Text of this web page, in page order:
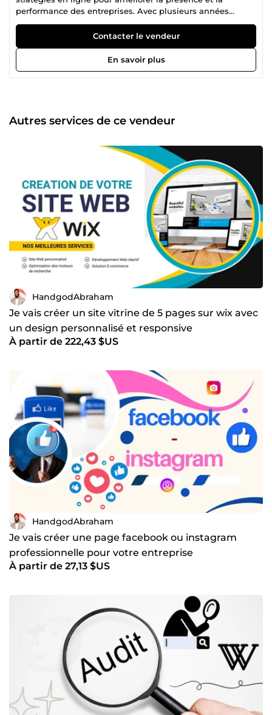
performance des entreprises. Avec plusieurs années
d'expérience, j'excelle dans le marketing sur les réseaux
sociaux, la création de contenu engageant, création de site
web...
Contacter le vendeur
En savoir plus
Autres services de ce vendeur
HandgodAbraham
Je vais créer un site vitrine de 5 pages sur wix avec
un design personnalisé et responsive
À partir de 222,43 $US
HandgodAbraham
Je vais créer une page facebook ou instagram
professionnelle pour votre entreprise
À partir de 27,13 $US